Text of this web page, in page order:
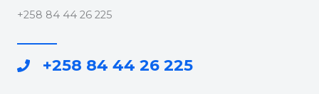
+258 84 44 26 225
+258 84 44 26 225